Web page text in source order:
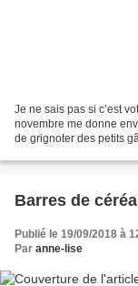
Je ne sais pas si c’est
novembre me donne
de grignoter des petits
Barres de
Publié le 19/09/2018 à
Par anne-lise